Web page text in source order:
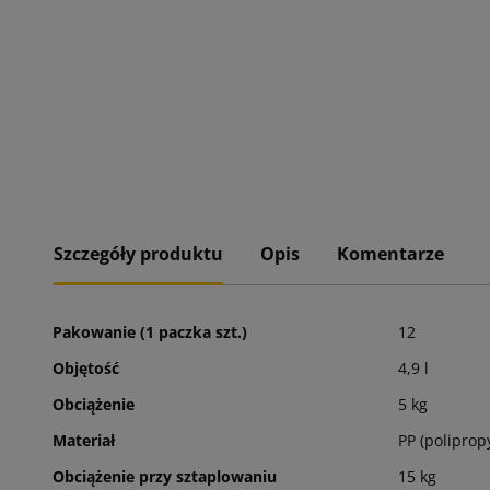
Szczegóły produktu Opis Komentarze
Pakowanie (1 paczka szt.)
12
Objętość
4,9 l
Obciążenie
5 kg
Materiał
PP
Obciążenie przy sztaplowaniu
15 kg